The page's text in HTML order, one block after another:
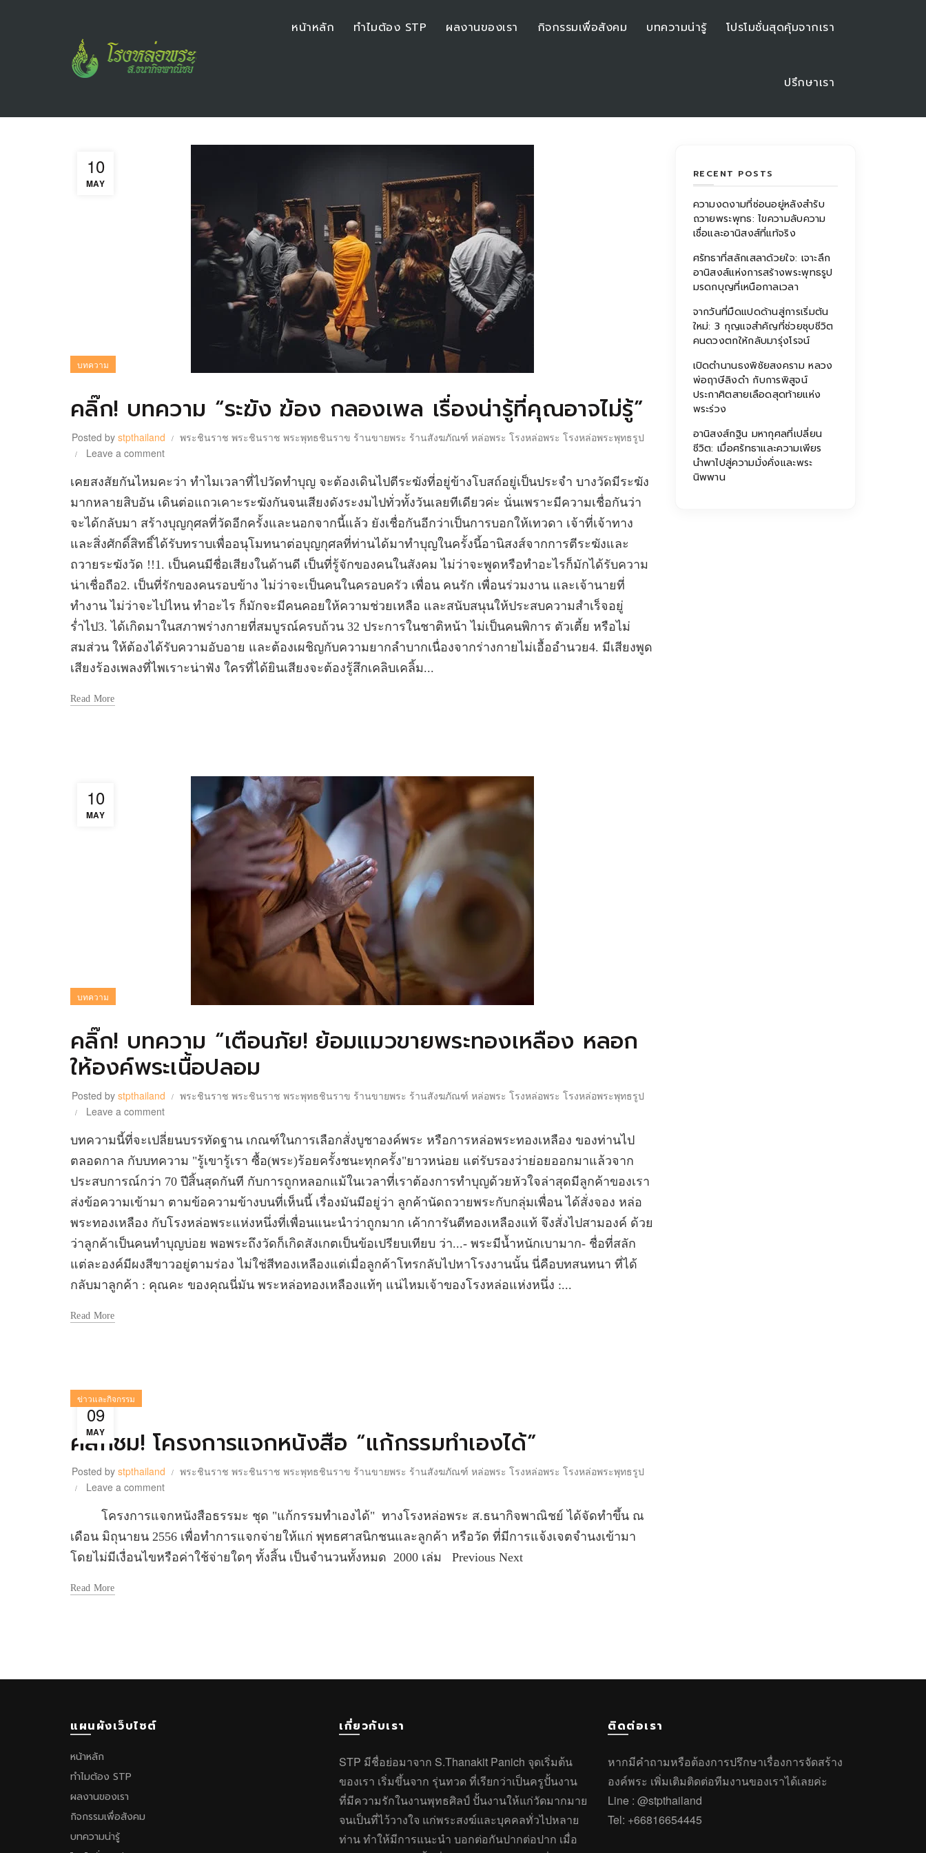
หน้าหลัก ทำไมต้อง STP ผลงานของเรา กิจกรรมเพื่อสังคม บทความน่ารู้ โปรโมชั่นสุดคุ้มจากเรา
ปรึกษาเรา
10
MAY
บทความ
คลิ๊ก! บทความ “ระฆัง ฆ้อง กลองเพล เรื่องน่ารู้ที่คุณอาจไม่รู้”
Posted by stpthailand
พระชินราช พระชินราช พระพุทธชินราข ร้านขายพระ ร้านสังฆภัณฑ์ หล่อพระ โรงหล่อพระ โรงหล่อพระพุทธรูป
Leave a comment
เคยสงสัยกันไหมคะว่า ทำไมเวลาที่ไปวัดทำบุญ จะต้องเดินไปตีระฆังที่อยู่ข้างโบสถ์อยู่เป็นประจำ บางวัดมีระฆัง
มากหลายสิบอัน เดินต่อแถวเคาะระฆังกันจนเสียงดังระงมไปทั่วทั้งวันเลยทีเดียวค่ะ นั่นเพราะมีความเชื่อกันว่า
จะได้กลับมา สร้างบุญกุศลที่วัดอีกครั้งและนอกจากนี้แล้ว ยังเชื่อกันอีกว่าเป็นการบอกให้เทวดา เจ้าที่เจ้าทาง
และสิ่งศักดิ์สิทธิ์ได้รับทราบเพื่ออนุโมทนาต่อบุญกุศลที่ท่านได้มาทำบุญในครั้งนี้อานิสงส์จากการตีระฆังและ
ถวายระฆังวัด !!1. เป็นคนมีชื่อเสียงในด้านดี เป็นที่รู้จักของคนในสังคม ไม่ว่าจะพูดหรือทำอะไรก็มักได้รับความ
น่าเชื่อถือ2. เป็นที่รักของคนรอบข้าง ไม่ว่าจะเป็นคนในครอบครัว เพื่อน คนรัก เพื่อนร่วมงาน และเจ้านายที่
ทำงาน ไม่ว่าจะไปไหน ทำอะไร ก็มักจะมีคนคอยให้ความช่วยเหลือ และสนับสนุนให้ประสบความสำเร็จอยู่
ร่ำไป3. ได้เกิดมาในสภาพร่างกายที่สมบูรณ์ครบถ้วน 32 ประการในชาติหน้า ไม่เป็นคนพิการ ตัวเตี้ย หรือไม่
สมส่วน ให้ต้องได้รับความอับอาย และต้องเผชิญกับความยากลำบากเนื่องจากร่างกายไม่เอื้ออำนวย4. มีเสียงพูด
เสียงร้องเพลงที่ไพเราะน่าฟัง ใครที่ได้ยินเสียงจะต้องรู้สึกเคลิบเคลิ้ม...
Read More
10
MAY
บทความ
คลิ๊ก! บทความ “เตือนภัย! ย้อมแมวขายพระทองเหลือง หลอก
ให้องค์พระเนื้อปลอม
Posted by stpthailand
พระชินราช พระชินราช พระพุทธชินราข ร้านขายพระ ร้านสังฆภัณฑ์ หล่อพระ โรงหล่อพระ โรงหล่อพระพุทธรูป
Leave a comment
บทความนี้ที่จะเปลี่ยนบรรทัดฐาน เกณฑ์ในการเลือกสั่งบูชาองค์พระ หรือการหล่อพระทองเหลือง ของท่านไป
ตลอดกาล กับบทความ "รู้เขารู้เรา ซื้อ(พระ)ร้อยครั้งชนะทุกครั้ง"ยาวหน่อย แต่รับรองว่าย่อยออกมาแล้วจาก
ประสบการณ์กว่า 70 ปีสิ้นสุดกันที กับการถูกหลอกแม้ในเวลาที่เราต้องการทำบุญด้วยหัวใจล่าสุดมีลูกค้าของเรา
ส่งข้อความเข้ามา ตามข้อความข้างบนที่เห็นนี้ เรื่องมันมีอยู่ว่า ลูกค้านัดถวายพระกับกลุ่มเพื่อน ได้สั่งจอง หล่อ
พระทองเหลือง กับโรงหล่อพระแห่งหนึ่งที่เพื่อนแนะนำว่าถูกมาก เค้าการันตีทองเหลืองแท้ จึงสั่งไปสามองค์ ด้วย
ว่าลูกค้าเป็นคนทำบุญบ่อย พอพระถึงวัดก็เกิดสังเกตเป็นข้อเปรียบเทียบ ว่า...- พระมีน้ำหนักเบามาก- ชื่อที่สลัก
แต่ละองค์มีผงสีขาวอยู่ตามร่อง ไม่ใช่สีทองเหลืองแต่เมื่อลูกค้าโทรกลับไปหาโรงงานนั้น นี่คือบทสนทนา ที่ได้
กลับมาลูกค้า : คุณคะ ของคุณนี่มัน พระหล่อทองเหลืองแท้ๆ แน่ไหมเจ้าของโรงหล่อแห่งหนึ่ง :...
Read More
09
MAY
ข่าวและกิจกรรม
คลิ๊กชม! โครงการแจกหนังสือ “แก้กรรมทำเองได้”
Posted by stpthailand
พระชินราช พระชินราช พระพุทธชินราข ร้านขายพระ ร้านสังฆภัณฑ์ หล่อพระ โรงหล่อพระ โรงหล่อพระพุทธรูป
Leave a comment
โครงการแจกหนังสือธรรมะ ชุด "แก้กรรมทำเองได้" ทางโรงหล่อพระ ส.ธนากิจพาณิชย์ ได้จัดทำขึ้น ณ
เดือน มิถุนายน 2556 เพื่อทำการแจกจ่ายให้แก่ พุทธศาสนิกชนและลูกค้า หรือวัด ที่มีการแจ้งเจตจำนงเข้ามา
โดยไม่มีเงื่อนไขหรือค่าใช้จ่ายใดๆ ทั้งสิ้น เป็นจำนวนทั้งหมด 2000 เล่ม Previous Next
Read More
RECENT POSTS
ความงดงามที่ซ่อนอยู่หลังสำรับ
ถวายพระพุทธ: ไขความลับความ
เชื่อและอานิสงส์ที่แท้จริง
ศรัทธาที่สลักเสลาด้วยใจ: เจาะลึก
อานิสงส์แห่งการสร้างพระพุทธรูป
มรดกบุญที่เหนือกาลเวลา
จากวันที่มืดแปดด้านสู่การเริ่มต้น
ใหม่: 3 กุญแจสำคัญที่ช่วยชุบชีวิต
คนดวงตกให้กลับมารุ่งโรจน์
เปิดตำนานธงพิชัยสงคราม หลวง
พ่อฤาษีลิงดำ กับการพิสูจน์
ประกาศิตสายเลือดสุดท้ายแห่ง
พระร่วง
อานิสงส์กฐิน มหากุศลที่เปลี่ยน
ชีวิต: เมื่อศรัทธาและความเพียร
นำพาไปสู่ความมั่งคั่งและพระ
นิพพาน
แผนผังเว็บไซต์
หน้าหลัก
ทำไมต้อง STP
ผลงานของเรา
กิจกรรมเพื่อสังคม
บทความน่ารู้
เกี่ยวกับเรา
STP มีชื่อย่อมาจาก S.Thanakit Panich จุดเริ่มต้น
ของเรา เริ่มขึ้นจาก รุ่นทวด ที่เรียกว่าเป็นครูปั้นงาน
ที่มีความรักในงานพุทธศิลป์ ปั้นงานให้แก่วัดมากมาย
จนเป็นที่ไว้วางใจ แก่พระสงฆ์และบุคคลทั่วไปหลาย
ท่าน ทำให้มีการแนะนำ บอกต่อกันปากต่อปาก เมื่อ
ติดต่อเรา
หากมีคำถามหรือต้องการปรึกษาเรื่องการจัดสร้าง
องค์พระ เพิ่มเติมติดต่อทีมงานของเราได้เลยค่ะ
Line : @stpthailand
Tel: +66816654445